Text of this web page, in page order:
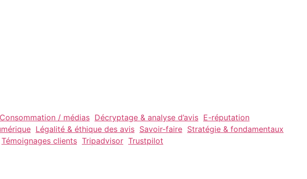
Consommation / médias Décryptage & analyse d’avis E-réputation
Légalité & éthique des avis Savoir-faire Stratégie & fondamentaux
Témoignages clients Tripadvisor Trustpilot